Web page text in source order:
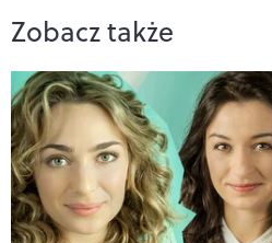
Zobacz także